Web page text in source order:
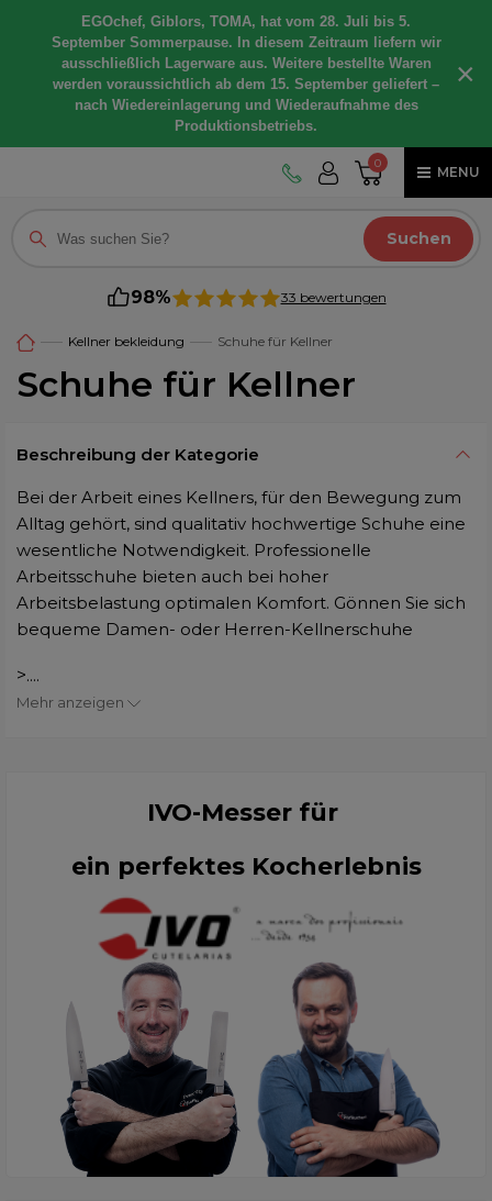
EGOchef, Giblors, TOMA, hat vom 28. Juli bis 5.
September Sommerpause. In diesem Zeitraum liefern wir
ausschließlich Lagerware aus. Weitere bestellte Waren
werden voraussichtlich ab dem 15. September geliefert –
nach Wiedereinlagerung und Wiederaufnahme des
Produktionsbetriebs.
×
0
MENU
Suchen
98% 33 bewertungen
Kellner bekleidung Schuhe für Kellner
Schuhe für Kellner
Beschreibung der Kategorie
Bei der Arbeit eines Kellners, für den Bewegung zum
Alltag gehört, sind qualitativ hochwertige Schuhe eine
wesentliche Notwendigkeit. Professionelle
Arbeitsschuhe bieten auch bei hoher
Arbeitsbelastung optimalen Komfort. Gönnen Sie sich
bequeme Damen- oder Herren-Kellnerschuhe
>....
Mehr anzeigen
IVO-Messer für
ein perfektes Kocherlebnis